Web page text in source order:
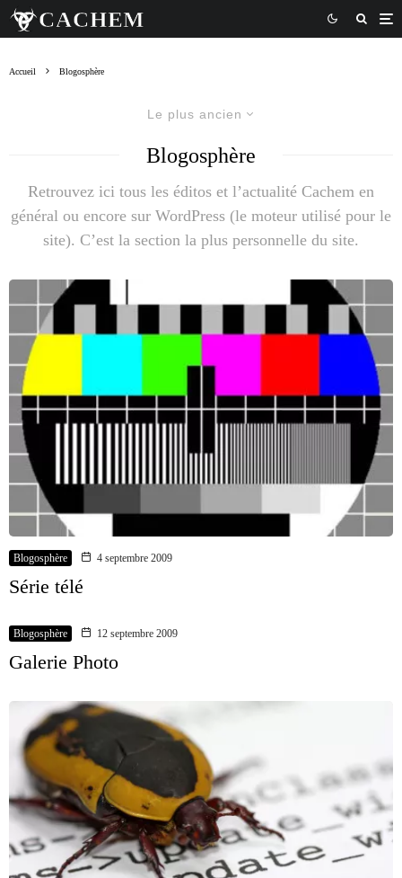
Accueil Blogosphère
Le plus ancien
Blogosphère
Retrouvez ici tous les éditos et l’actualité Cachem en
général ou encore sur WordPress (le moteur utilisé pour le
site). C’est la section la plus personnelle du site.
Blogosphère 4 septembre 2009
Série télé
Blogosphère 12 septembre 2009
Galerie Photo